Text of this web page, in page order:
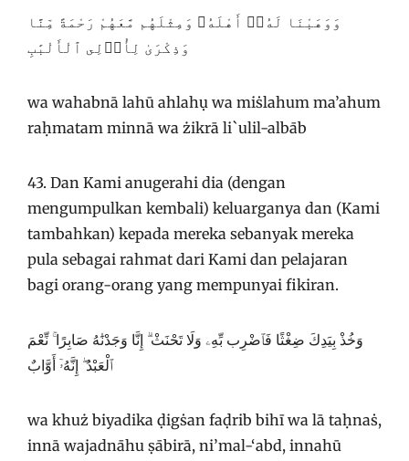
وَوَهَبْنَا لَهُۥٓ أَهْلَهُۥ وَمِثْلَهُم مَّعَهُمْ رَحْمَةً مِّنَّا
وَذِكْرَىٰ لِأُو۟لِى ٱلْأَلْبَٰبِ
wa wahabnā lahū ahlahụ wa miṡlahum ma’ahum
raḥmatam minnā wa żikrā li`ulil-albāb
43. Dan Kami anugerahi dia (dengan
mengumpulkan kembali) keluarganya dan (Kami
tambahkan) kepada mereka sebanyak mereka
pula sebagai rahmat dari Kami dan pelajaran
bagi orang-orang yang mempunyai fikiran.
وَخُذْ بِيَدِكَ ضِغْثًا فَٱضْرِب بِّهِۦ وَلَا تَحْنَثْ ۗ إِنَّا وَجَدْنَٰهُ صَابِرًا ۚ نِّعْمَ
ٱلْعَبْدُ ۖ إِنَّهُۥٓ أَوَّابٌ
wa khuż biyadika ḍigṡan faḍrib bihī wa lā taḥnaṡ,
innā wajadnāhu ṣābirā, ni’mal-‘abd, innahū